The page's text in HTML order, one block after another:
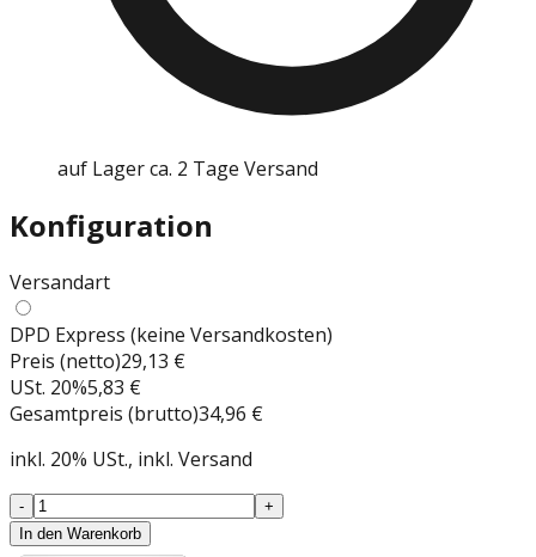
auf Lager ca. 2 Tage Versand
Konfiguration
Versandart
DPD Express (keine Versandkosten)
Preis (netto)29,13 €
USt. 20%5,83 €
Gesamtpreis (brutto)34,96 €
inkl. 20% USt., inkl. Versand
-
+
In den Warenkorb